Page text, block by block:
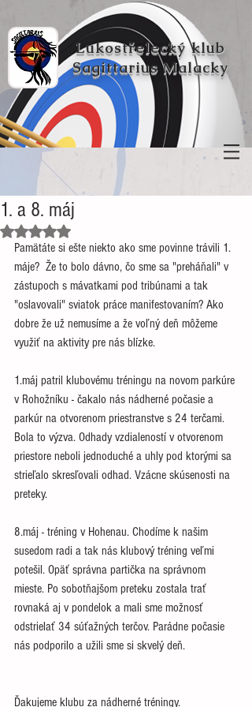
Lukostřelecký klub
Sagittarius Malacky
1. a 8. máj
Hodnoceno NaN z 5 hvězdiček.
Pamätáte si ešte niekto ako sme povinne trávili 1.
máje?  Že to bolo dávno, čo sme sa "preháňali" v
zástupoch s mávatkami pod tribúnami a tak
"oslavovali" sviatok práce manifestovaním? Ako
dobre že už nemusíme a že voľný deň môžeme
využiť na aktivity pre nás blízke.
1.máj patril klubovému tréningu na novom parkúre
v Rohožníku - čakalo nás nádherné počasie a
parkúr na otvorenom priestranstve s 24 terčami.
Bola to výzva. Odhady vzdialeností v otvorenom
priestore neboli jednoduché a uhly pod ktorými sa
strieľalo skresľovali odhad. Vzácne skúsenosti na
preteky.
8.máj - tréning v Hohenau. Chodíme k našim
susedom radi a tak nás klubový tréning veľmi
potešil. Opäť správna partička na správnom
mieste. Po sobotňajšom preteku zostala trať
rovnaká aj v pondelok a mali sme možnosť
odstrielať 34 súťažných terčov. Parádne počasie
nás podporilo a užili sme si skvelý deň.
Ďakujeme klubu za nádherné tréningy.